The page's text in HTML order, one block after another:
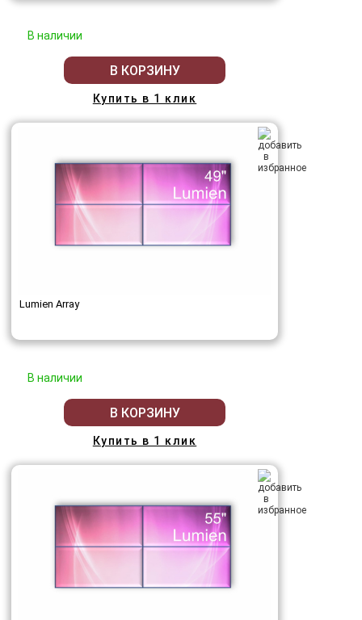
В наличии
В КОРЗИНУ
Купить в 1 клик
Lumien Array
В наличии
В КОРЗИНУ
Купить в 1 клик